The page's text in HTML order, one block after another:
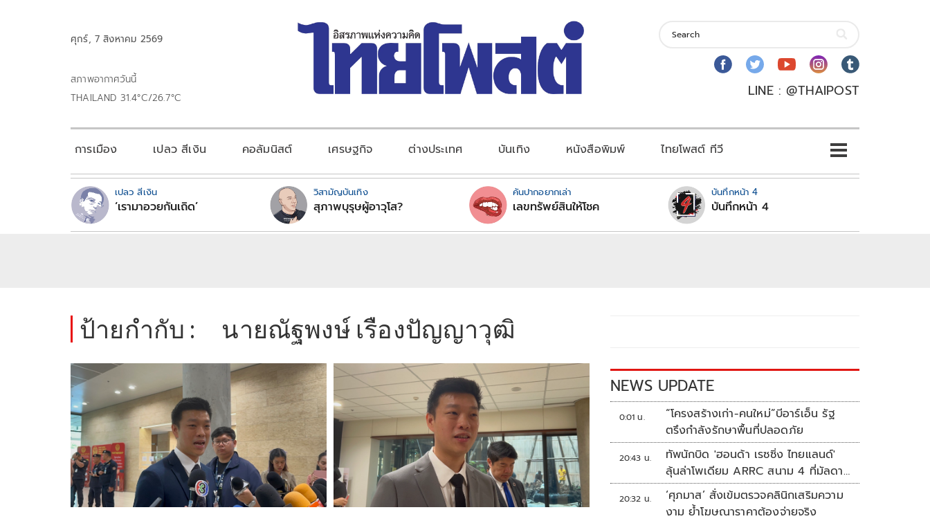
ศุกร์, 7 สิงหาคม 2569
สภาพอากาศวันนี้
THAILAND 31.4°C/26.7°C
LINE : @THAIPOST
การเมือง เปลว สีเงิน คอลัมนิสต์ เศรษฐกิจ ต่างประเทศ บันเทิง หนังสือพิมพ์ ไทยโพสต์ ทีวี
เปลว สีเงิน
‘เรามาอวยกันเถิด’
วิสามัญบันเทิง
สุภาพบุรุษผู้อาวุโส?
คันปากอยากเล่า
เลขทรัพย์สินให้โชค
บันทึกหน้า 4
บันทึกหน้า 4
ป้ายกำกับ : นายณัฐพงษ์ เรืองปัญญาวุฒิ
NEWS UPDATE
0:01 น.
“โครงสร้างเก่า-คนใหม่”บีอาร์เอ็น รัฐ
ตรึงกำลังรักษาพื้นที่ปลอดภัย
20:43 น.
ทัพนักบิด 'ฮอนด้า เรซซิ่ง ไทยแลนด์'
ลุ้นล่าโพเดียม ARRC สนาม 4 ที่มัลดาลิ
กา
20:32 น.
‘ศุภมาส’ สั่งเข้มตรวจคลินิกเสริมความ
งาม ย้ำโฆษณาราคาต้องจ่ายจริง